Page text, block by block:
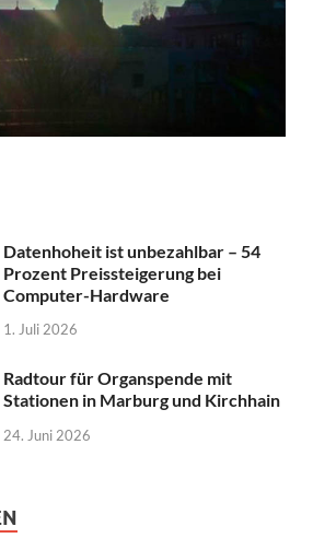
Datenhoheit ist unbezahlbar – 54
Prozent Preissteigerung bei
Computer-Hardware
1. Juli 2026
Radtour für Organspende mit
Stationen in Marburg und Kirchhain
24. Juni 2026